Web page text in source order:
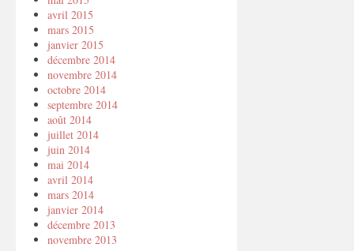
avril 2015
mars 2015
janvier 2015
décembre 2014
novembre 2014
octobre 2014
septembre 2014
août 2014
juillet 2014
juin 2014
mai 2014
avril 2014
mars 2014
janvier 2014
décembre 2013
novembre 2013